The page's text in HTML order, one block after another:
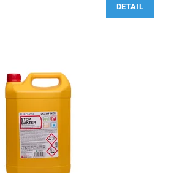
DETAIL